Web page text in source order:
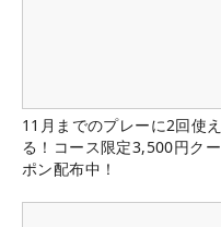
11月までのプレーに2回使え
る！コース限定3,500円クー
ポン配布中！